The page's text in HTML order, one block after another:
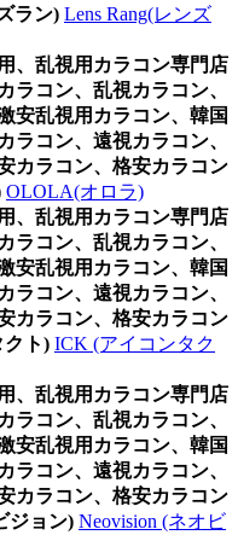
ラン) Lens Rang(レンズ
、乱視用カラコン専門店
ラコン、乱視カラコン、
安乱視用カラコン、韓国
ラコン、遠視カラコン、
カラコン、格安カラコン
OLOLA(オロラ)
、乱視用カラコン専門店
ラコン、乱視カラコン、
安乱視用カラコン、韓国
ラコン、遠視カラコン、
カラコン、格安カラコン
ト) ICK (アイコンタク
、乱視用カラコン専門店
ラコン、乱視カラコン、
安乱視用カラコン、韓国
ラコン、遠視カラコン、
カラコン、格安カラコン
ジョン) Neovision (ネオビ